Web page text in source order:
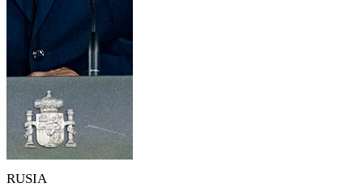
RUSIA